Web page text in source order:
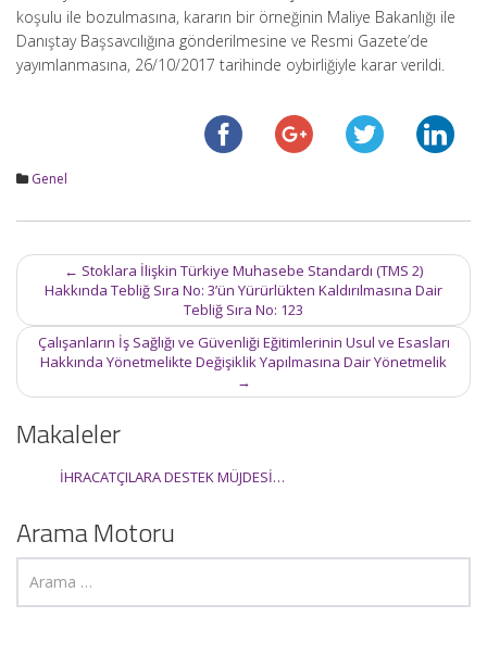
koşulu ile bozulmasına, kararın bir örneğinin Maliye Bakanlığı ile
Danıştay Başsavcılığına gönderilmesine ve Resmi Gazete’de
yayımlanmasına, 26/10/2017 tarihinde oybirliğiyle karar verildi.
Genel
Post
navigation
← Stoklara İlişkin Türkiye Muhasebe Standardı (TMS 2)
Hakkında Tebliğ Sıra No: 3’ün Yürürlükten Kaldırılmasına Dair
Tebliğ Sıra No: 123
Çalışanların İş Sağlığı ve Güvenliği Eğitimlerinin Usul ve Esasları
Hakkında Yönetmelikte Değişiklik Yapılmasına Dair Yönetmelik
→
Makaleler
İHRACATÇILARA DESTEK MÜJDESİ…
Arama Motoru